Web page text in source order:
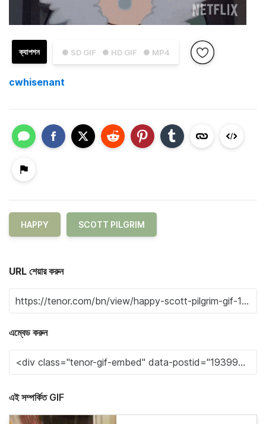
● SD GIF ● HD GIF ● MP4
ক্যাপশন
cwhisenant
HAPPY SCOTT PILGRIM
URL শেয়ার করুন
এম্বেড করুন
এই সম্পর্কিত GIF